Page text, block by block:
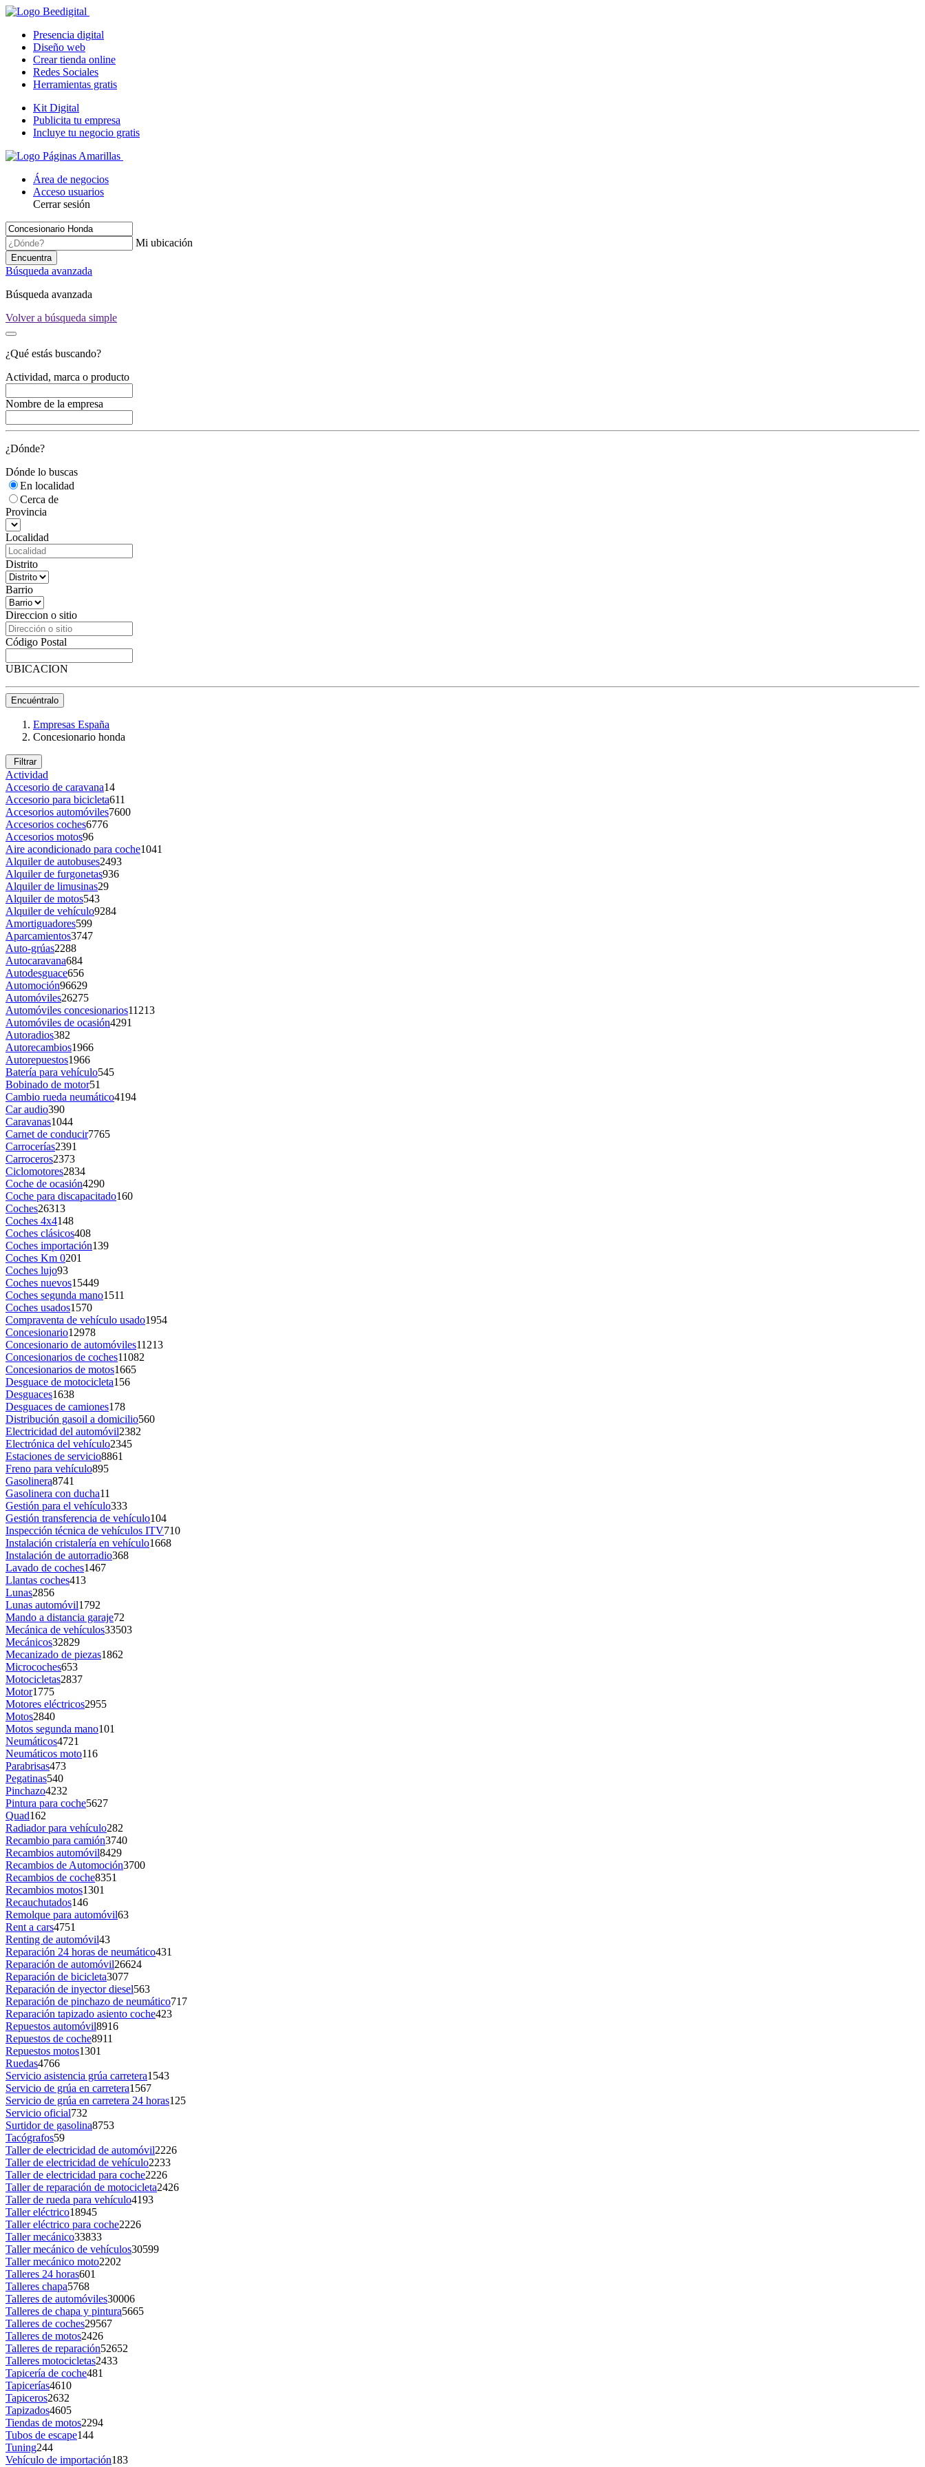
Presencia digital
Diseño web
Crear tienda online
Redes Sociales
Herramientas gratis
Kit Digital
Publicita tu empresa
Incluye tu negocio gratis
Área de negocios
Acceso usuarios
Cerrar sesión
Mi ubicación
Encuentra
Búsqueda avanzada
Búsqueda avanzada
Volver a búsqueda simple
¿Qué estás buscando?
Actividad, marca o producto
Nombre de la empresa
¿Dónde?
Dónde lo buscas
En localidad
Cerca de
Provincia
Localidad
Distrito
Barrio
Direccion o sitio
Código Postal
UBICACION
Encuéntralo
Empresas España
Concesionario honda
Filtrar
Actividad
Accesorio de caravana14
Accesorio para bicicleta611
Accesorios automóviles7600
Accesorios coches6776
Accesorios motos96
Aire acondicionado para coche1041
Alquiler de autobuses2493
Alquiler de furgonetas936
Alquiler de limusinas29
Alquiler de motos543
Alquiler de vehículo9284
Amortiguadores599
Aparcamientos3747
Auto-grúas2288
Autocaravana684
Autodesguace656
Automoción96629
Automóviles26275
Automóviles concesionarios11213
Automóviles de ocasión4291
Autoradios382
Autorecambios1966
Autorepuestos1966
Batería para vehículo545
Bobinado de motor51
Cambio rueda neumático4194
Car audio390
Caravanas1044
Carnet de conducir7765
Carrocerías2391
Carroceros2373
Ciclomotores2834
Coche de ocasión4290
Coche para discapacitado160
Coches26313
Coches 4x4148
Coches clásicos408
Coches importación139
Coches Km 0201
Coches lujo93
Coches nuevos15449
Coches segunda mano1511
Coches usados1570
Compraventa de vehículo usado1954
Concesionario12978
Concesionario de automóviles11213
Concesionarios de coches11082
Concesionarios de motos1665
Desguace de motocicleta156
Desguaces1638
Desguaces de camiones178
Distribución gasoil a domicilio560
Electricidad del automóvil2382
Electrónica del vehículo2345
Estaciones de servicio8861
Freno para vehículo895
Gasolinera8741
Gasolinera con ducha11
Gestión para el vehículo333
Gestión transferencia de vehículo104
Inspección técnica de vehículos ITV710
Instalación cristalería en vehículo1668
Instalación de autorradio368
Lavado de coches1467
Llantas coches413
Lunas2856
Lunas automóvil1792
Mando a distancia garaje72
Mecánica de vehículos33503
Mecánicos32829
Mecanizado de piezas1862
Microcoches653
Motocicletas2837
Motor1775
Motores eléctricos2955
Motos2840
Motos segunda mano101
Neumáticos4721
Neumáticos moto116
Parabrisas473
Pegatinas540
Pinchazo4232
Pintura para coche5627
Quad162
Radiador para vehículo282
Recambio para camión3740
Recambios automóvil8429
Recambios de Automoción3700
Recambios de coche8351
Recambios motos1301
Recauchutados146
Remolque para automóvil63
Rent a cars4751
Renting de automóvil43
Reparación 24 horas de neumático431
Reparación de automóvil26624
Reparación de bicicleta3077
Reparación de inyector diesel563
Reparación de pinchazo de neumático717
Reparación tapizado asiento coche423
Repuestos automóvil8916
Repuestos de coche8911
Repuestos motos1301
Ruedas4766
Servicio asistencia grúa carretera1543
Servicio de grúa en carretera1567
Servicio de grúa en carretera 24 horas125
Servicio oficial732
Surtidor de gasolina8753
Tacógrafos59
Taller de electricidad de automóvil2226
Taller de electricidad de vehículo2233
Taller de electricidad para coche2226
Taller de reparación de motocicleta2426
Taller de rueda para vehículo4193
Taller eléctrico18945
Taller eléctrico para coche2226
Taller mecánico33833
Taller mecánico de vehículos30599
Taller mecánico moto2202
Talleres 24 horas601
Talleres chapa5768
Talleres de automóviles30006
Talleres de chapa y pintura5665
Talleres de coches29567
Talleres de motos2426
Talleres de reparación52652
Talleres motocicletas2433
Tapicería de coche481
Tapicerías4610
Tapiceros2632
Tapizados4605
Tiendas de motos2294
Tubos de escape144
Tuning244
Vehículo de importación183